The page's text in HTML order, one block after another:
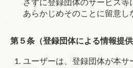
さずに登録団体のサービス等
あらかじめそのことに留意し
第５条（登録団体による情報提
ユーザーは、登録団体が本サ